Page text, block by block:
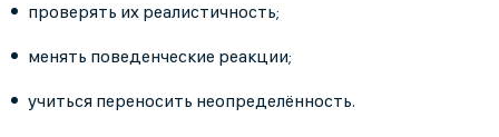
проверять их реалистичность;
менять поведенческие реакции;
учиться переносить неопределённость.